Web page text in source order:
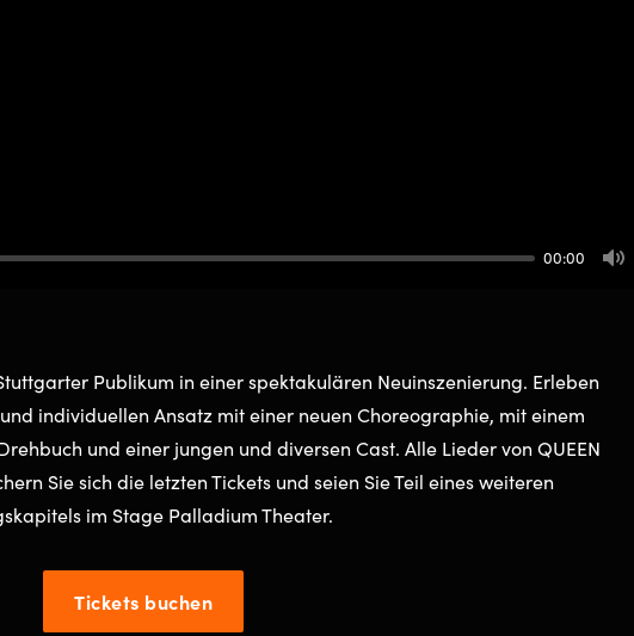
00:00
Publikum in einer spektakulären Neuinszenierung. Erleben
individuellen Ansatz mit einer neuen Choreographie, mit einem
und einer jungen und diversen Cast. Alle Lieder von QUEEN
Sie sich die letzten Tickets und seien Sie Teil eines weiteren
im Stage Palladium Theater.
Tickets buchen